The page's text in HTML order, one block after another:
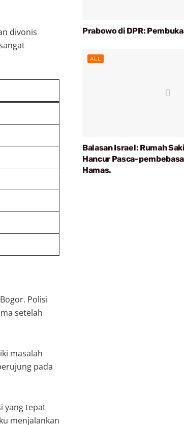
divonis
Polisi
setelah
masalah
pada
yang tepat
menjalankan
Prabowo di DPR:
ALL
Balasan Israel: Rumah
Hancur Pasca-
Hamas.